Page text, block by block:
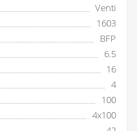
Venti
1603
BFP
6.5
16
4
100
4x100